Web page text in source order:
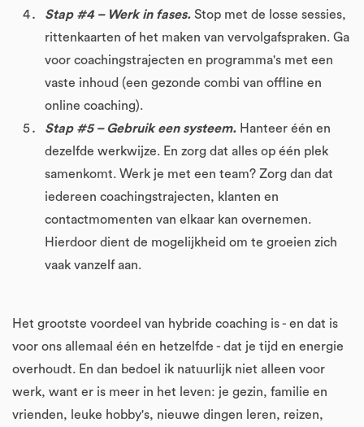
Stap #4 – Werk in fases. Stop met de losse sessies,
rittenkaarten of het maken van vervolgafspraken. Ga
voor coachingstrajecten en programma's met een
vaste inhoud (een gezonde combi van offline en
online coaching).
Stap #5 – Gebruik een systeem. Hanteer één en
dezelfde werkwijze. En zorg dat alles op één plek
samenkomt. Werk je met een team? Zorg dan dat
iedereen coachingstrajecten, klanten en
contactmomenten van elkaar kan overnemen.
Hierdoor dient de mogelijkheid om te groeien zich
vaak vanzelf aan.
Het grootste voordeel van hybride coaching is - en dat is
voor ons allemaal één en hetzelfde - dat je tijd en energie
overhoudt. En dan bedoel ik natuurlijk niet alleen voor
werk, want er is meer in het leven: je gezin, familie en
vrienden, leuke hobby's, nieuwe dingen leren, reizen,